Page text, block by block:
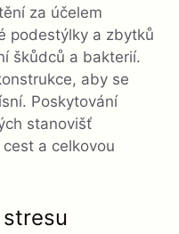
za účelem
podestýlky a zbytků
škůdců a bakterií.
aby se
Poskytování
stanovišť
a celkovou